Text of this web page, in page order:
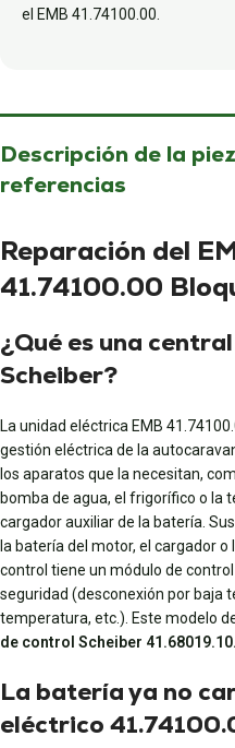
el EMB 41.74100.00.
Descripción de la
referencias
Reparación del
41.74100.00
¿Qué es una
Scheiber?
La unidad eléctrica EMB
gestión eléctrica de la
los aparatos que la necesitan,
bomba de agua, el frigorífico o la
cargador auxiliar de la batería.
la batería del motor, el cargador o
control tiene un módulo de
seguridad (desconexión por baja
temperatura, etc.). Este modelo
de control Scheiber 41.68019.10.
La batería ya no
eléctrico